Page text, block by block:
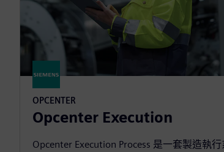
OPCENTER
Opcenter Execution
Opcenter Execution Process 是一套製造執行